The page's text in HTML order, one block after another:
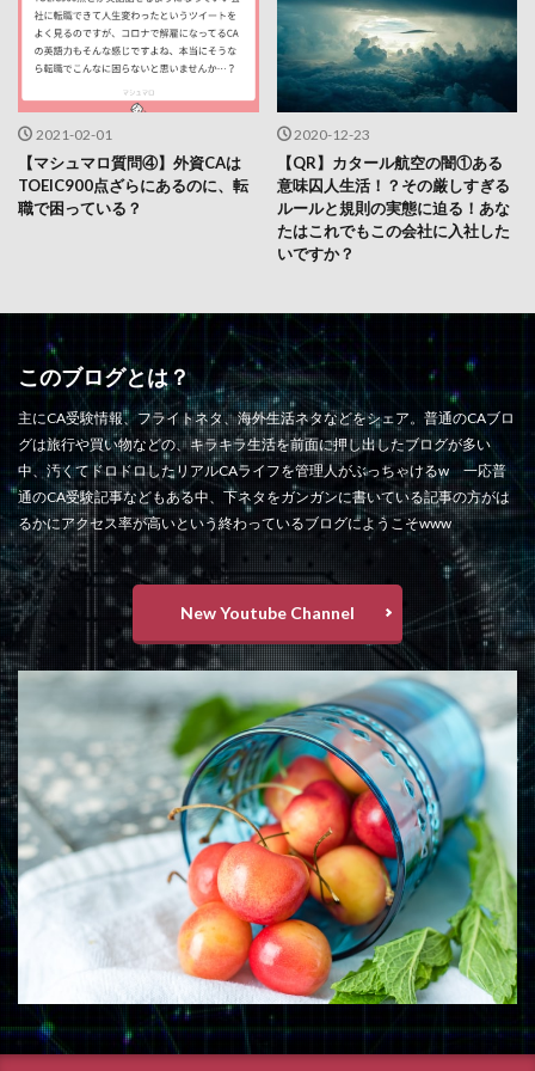
2021-02-01
【マシュマロ質問④】外資CAは
TOEIC900点ざらにあるのに、転
職で困っている？
2020-12-23
【QR】カタール航空の闇①ある
意味囚人生活！？その厳しすぎる
ルールと規則の実態に迫る！あな
たはこれでもこの会社に入社した
いですか？
このブログとは？
主にCA受験情報、フライトネタ、海外生活ネタなどをシェア。普通のCAブロ
グは旅行や買い物などの、キラキラ生活を前面に押し出したブログが多い
中、汚くてドロドロしたリアルCAライフを管理人がぶっちゃけるw 一応普
通のCA受験記事などもある中、下ネタをガンガンに書いている記事の方がは
るかにアクセス率が高いという終わっているブログにようこそwww
New Youtube Channel